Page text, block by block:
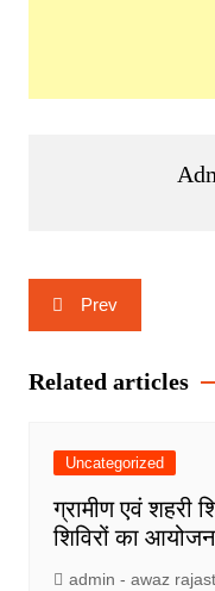
Post
navigation
Prev
Related articles
Uncategorized
ग्रामीण एवं शहरी
शिविरों का
admin - awaz